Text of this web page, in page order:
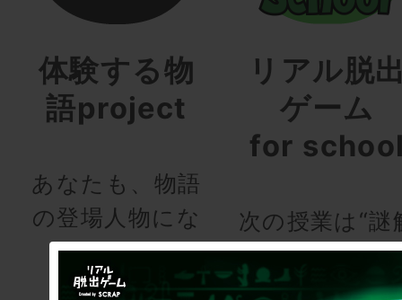
体験する物
語project
あなたも、物語
の登場人物にな
りませんか
リアル脱
ゲーム
for
次の授業は“謎
き”!?